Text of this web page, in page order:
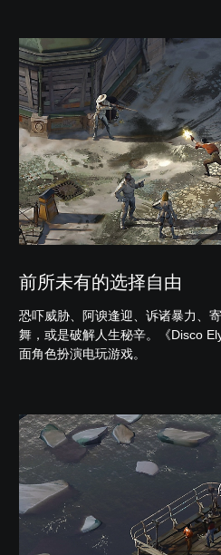
前所未有的选择自由
恐吓威胁、阿谀逢迎、诉诸暴力、
舞，或是破解人生秘辛。《Disco
面角色扮演电玩游戏。